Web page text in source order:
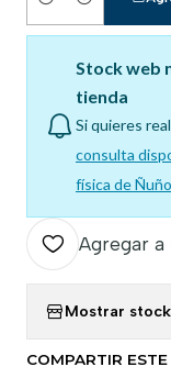
Cantidad
Stock web
tienda
Si quieres
consulta
física de
Agregar a
Mostrar
COMPARTIR